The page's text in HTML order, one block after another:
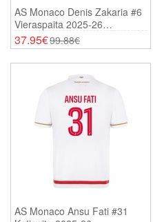
AS Monaco Denis Zakaria #6
Vieraspaita 2025-26
Lyhythihainen
37.95€99.88€
AS Monaco Ansu Fati #31